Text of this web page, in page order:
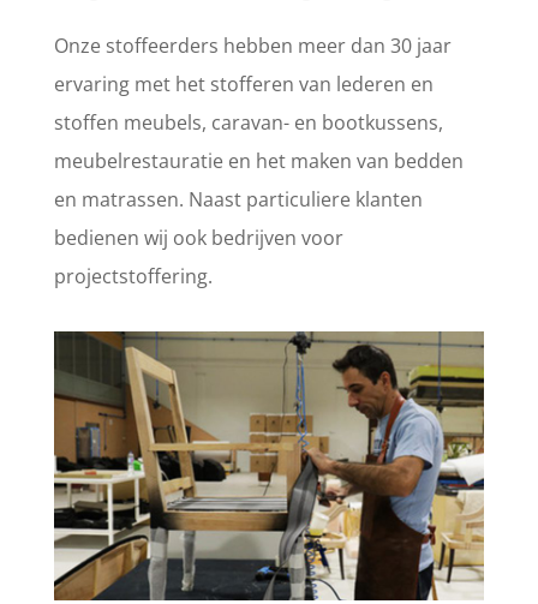
Onze stoffeerders hebben meer dan 30 jaar
ervaring met het stofferen van lederen en
stoffen meubels, caravan- en bootkussens,
meubelrestauratie en het maken van bedden
en matrassen. Naast particuliere klanten
bedienen wij ook bedrijven voor
projectstoffering.